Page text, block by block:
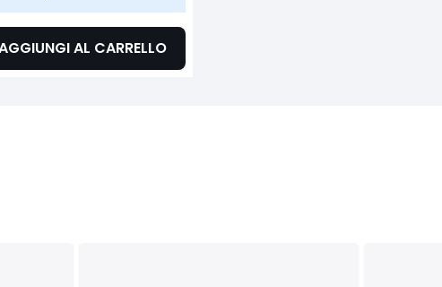
AL CARRELLO